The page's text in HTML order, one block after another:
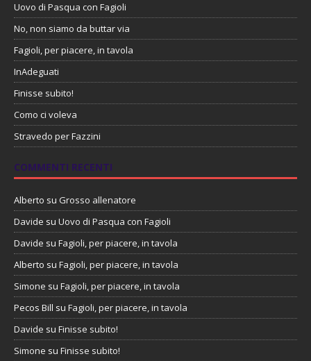
Uovo di Pasqua con Fagioli
No, non siamo da buttar via
Fagioli, per piacere, in tavola
InAdeguati
Finisse subito!
Como ci voleva
Stravedo per Fazzini
COMMENTI RECENTI
Alberto su Grosso allenatore
Davide su Uovo di Pasqua con Fagioli
Davide su Fagioli, per piacere, in tavola
Alberto su Fagioli, per piacere, in tavola
Simone su Fagioli, per piacere, in tavola
Pecos Bill su Fagioli, per piacere, in tavola
Davide su Finisse subito!
Simone su Finisse subito!